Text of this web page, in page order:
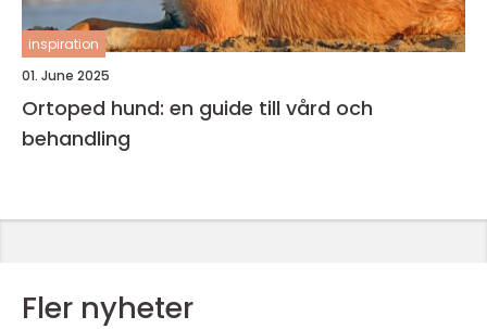
inspiration
01. June 2025
Ortoped hund: en guide till vård och
behandling
Fler nyheter